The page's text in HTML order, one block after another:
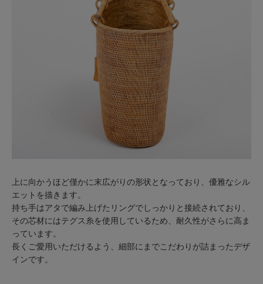
上に向かうほど僅かに末広がりの形状となっており、優雅なシル
エットを描きます。
持ち手はアタで編み上げたリングでしっかりと接続されており、
その芯材にはテグス糸を使用しているため、耐久性がさらに高ま
っています。
長くご愛用いただけるよう、細部にまでこだわりが詰まったデザ
インです。